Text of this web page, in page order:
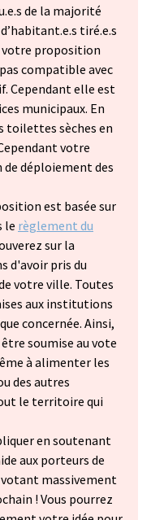
de la majorité
tiré.e.s
votre proposition
compatible avec
Cependant elle est
municipaux. En
sèches en
votre
déploiement des
est basée sur
le règlement du
nouvel onglet)
sur la
d'avoir pris du
votre ville. Toutes
aux institutions
concernée. Ainsi,
soumise au vote
à alimenter les
des autres
le territoire qui
en soutenant
aux porteurs de
massivement
! Vous pourrez